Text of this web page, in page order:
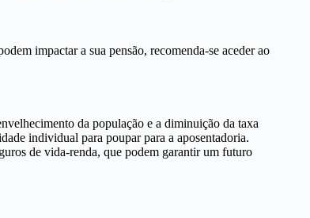
impactar a sua pensão, recomenda-se aceder ao
da população e a diminuição da taxa
individual para poupar para a aposentadoria.
de vida-renda, que podem garantir um futuro